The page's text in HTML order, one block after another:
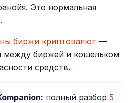
Это нормальная
биржи криптовалют —
между биржей и кошельком
средств.
полный разбор 5